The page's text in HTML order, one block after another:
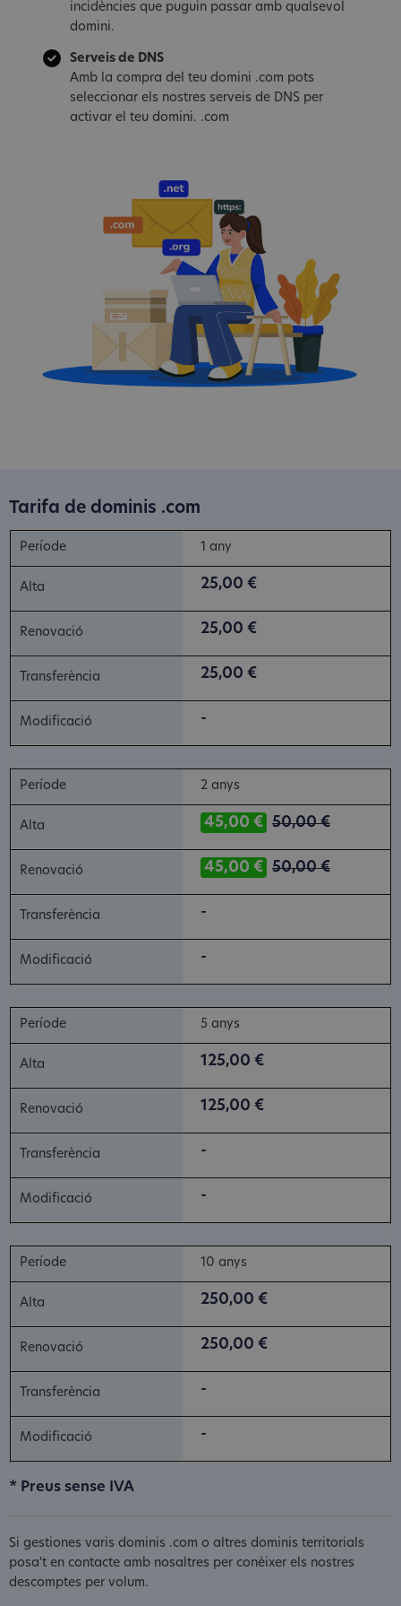
incidències que puguin passar amb qualsevol
domini.
Serveis de DNS
Amb la compra del teu domini .com pots
seleccionar els nostres serveis de DNS per
activar el teu domini. .com
Tarifa de dominis .com
1 any
25,00 €
25,00 €
25,00 €
-
2 anys
45,00 € 50,00 €
45,00 € 50,00 €
-
-
5 anys
125,00 €
125,00 €
-
-
10 anys
250,00 €
250,00 €
-
-
* Preus sense IVA
Si gestiones varis dominis .com o altres dominis territorials
posa't en contacte amb nosaltres per conèixer els nostres
descomptes per volum.